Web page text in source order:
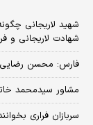
شهید لاریجانی
شهادت لاریجانی و
فارس: محسن رضایی
مشاور سیدمحمد
سربازان فراری